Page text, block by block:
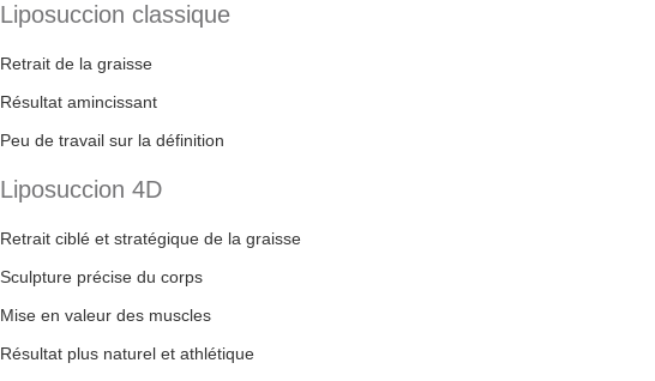
Liposuccion classique
Retrait de la graisse
Résultat amincissant
Peu de travail sur la définition
Liposuccion 4D
Retrait ciblé et stratégique de la graisse
Sculpture précise du corps
Mise en valeur des muscles
Résultat plus naturel et athlétique